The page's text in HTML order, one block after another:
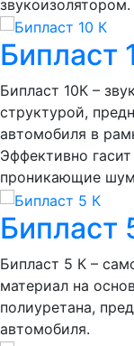
звукоизолятором.
Бипласт
Бипласт 10К –
структурой,
автомобиля в
Эффективно
проникающие
Бипласт
Бипласт 5 К –
материал на
полиуретана,
автомобиля.